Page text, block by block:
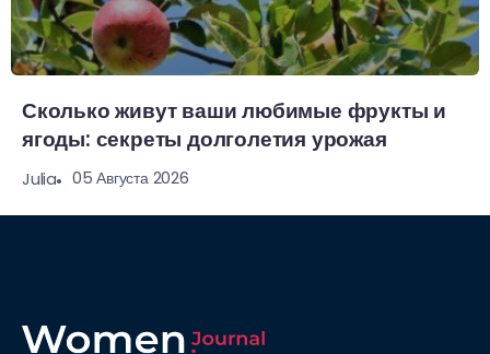
Сколько живут ваши любимые фрукты и
ягоды: секреты долголетия урожая
Julia 05 Августа 2026